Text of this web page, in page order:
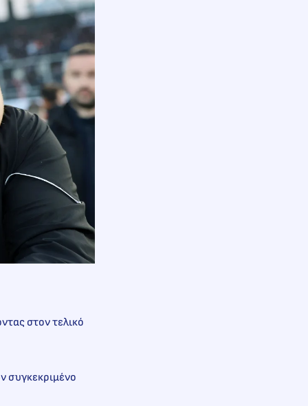
στον τελικό
συγκεκριμένο